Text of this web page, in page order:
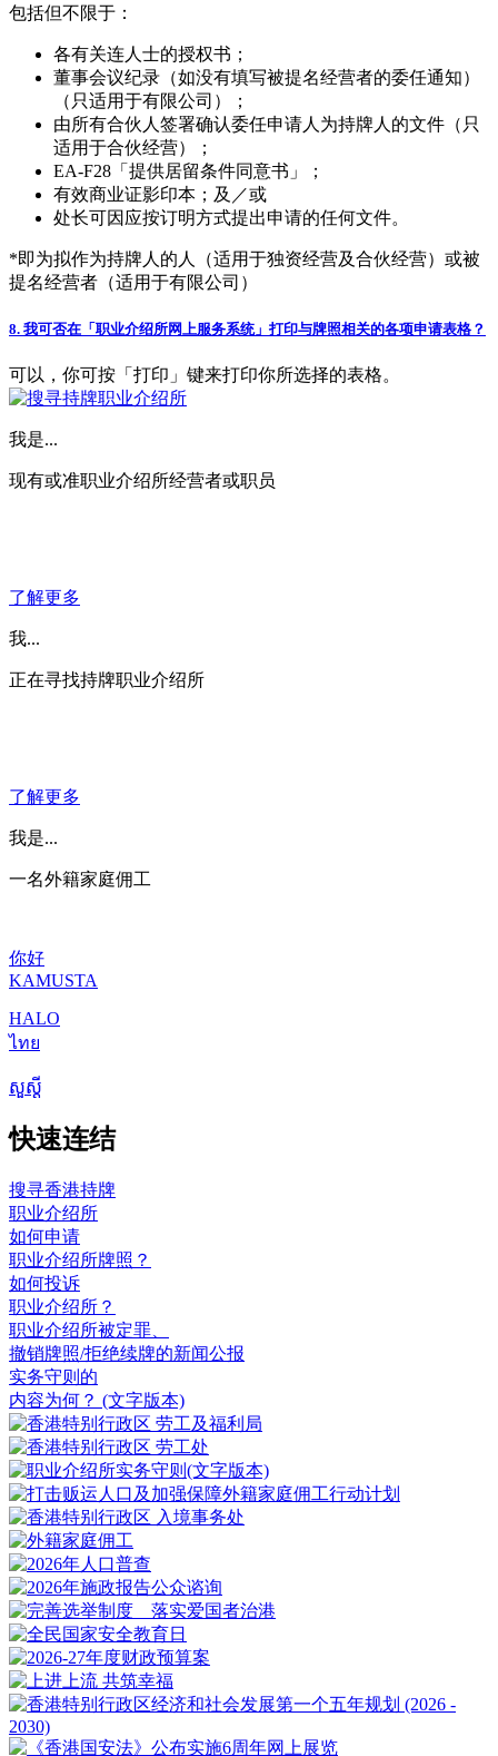
包括但不限于：
各有关连人士的授权书；
董事会议纪录（如没有填写被提名经营者的委任通知）
（只适用于有限公司）；
由所有合伙人签署确认委任申请人为持牌人的文件（只
适用于合伙经营）；
EA-F28「提供居留条件同意书」；
有效商业证影印本；及／或
处长可因应按订明方式提出申请的任何文件。
*即为拟作为持牌人的人（适用于独资经营及合伙经营）或被
提名经营者（适用于有限公司）
8. 我可否在「职业介绍所网上服务系统」打印与牌照相关的各项申请表格？
可以，你可按「打印」键来打印你所选择的表格。
我是...
现有或准职业介绍所经营者或职员
了解更多
我...
正在寻找持牌职业介绍所
了解更多
我是...
一名外籍家庭佣工
你好
KAMUSTA
HALO
ไทย
សួស្តី
快速连结
搜寻香港持牌
职业介绍所
如何申请
职业介绍所牌照？
如何投诉
职业介绍所？
职业介绍所被定罪、
撤销牌照/拒绝续牌的新闻公报
实务守则的
内容为何？ (文字版本)
(文字版本)